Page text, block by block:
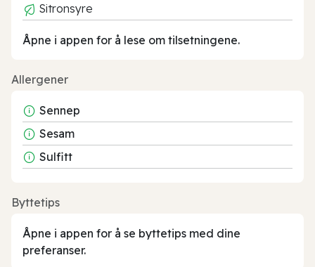
Sitronsyre
Åpne i appen for å lese om tilsetningene.
Allergener
Sennep
Sesam
Sulfitt
Byttetips
Åpne i appen for å se byttetips med dine
preferanser.